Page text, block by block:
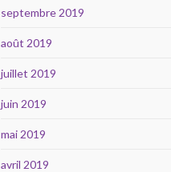
septembre 2019
août 2019
juillet 2019
juin 2019
mai 2019
avril 2019